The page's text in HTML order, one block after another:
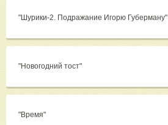
"Шурики-2. Подражание Игорю Губерману"
"Новогодний тост"
"Время"